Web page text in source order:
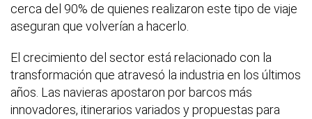
cerca del 90% de quienes realizaron este tipo de viaje
aseguran que volverían a hacerlo.
El crecimiento del sector está relacionado con la
transformación que atravesó la industria en los últimos
años. Las navieras apostaron por barcos más
innovadores, itinerarios variados y propuestas para